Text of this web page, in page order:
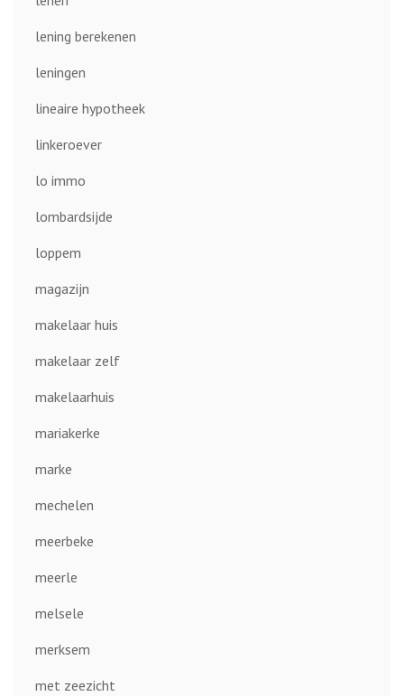
lening berekenen
leningen
lineaire hypotheek
linkeroever
lo immo
lombardsijde
loppem
magazijn
makelaar huis
makelaar zelf
makelaarhuis
mariakerke
marke
mechelen
meerbeke
meerle
melsele
merksem
met zeezicht